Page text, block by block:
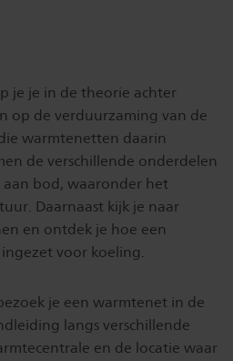
je je in de theorie achter
op de verduurzaming van de
warmtenetten daarin
de verschillende onderdelen
bod, waaronder het
Daarnaast kijk je naar
en ontdek je hoe een
voor koeling.
je een warmtenet in de
langs verschillende
en de locatie waar